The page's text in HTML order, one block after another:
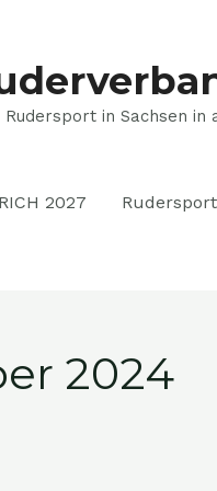
in Sachsen in
2027 Rudersport
2024